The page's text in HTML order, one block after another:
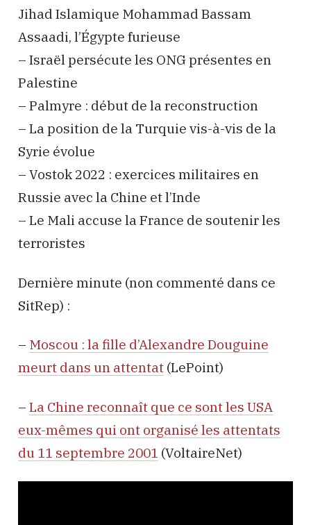
Jihad Islamique Mohammad Bassam
Assaadi, l’Égypte furieuse
– Israël persécute les ONG présentes en
Palestine
– Palmyre : début de la reconstruction
– La position de la Turquie vis-à-vis de la
Syrie évolue
– Vostok 2022 : exercices militaires en
Russie avec la Chine et l’Inde
– Le Mali accuse la France de soutenir les
terroristes
Dernière minute (non commenté dans ce
SitRep) :
– Moscou : la fille d’Alexandre Douguine
meurt dans un attentat (LePoint)
– La Chine reconnaît que ce sont les USA
eux-mêmes qui ont organisé les attentats
du 11 septembre 2001 (VoltaireNet)